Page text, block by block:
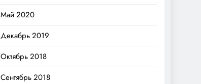
Май 2020
Декабрь 2019
Октябрь 2018
Сентябрь 2018